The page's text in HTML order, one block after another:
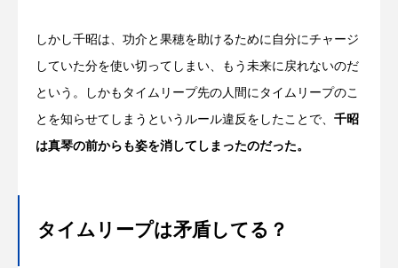
しかし千昭は、功介と果穂を助けるために自分にチャージ
していた分を使い切ってしまい、もう未来に戻れないのだ
という。しかもタイムリープ先の人間にタイムリープのこ
とを知らせてしまうというルール違反をしたことで、 千昭
は真琴の前からも姿を消してしまったのだった。
タイムリープは矛盾してる？